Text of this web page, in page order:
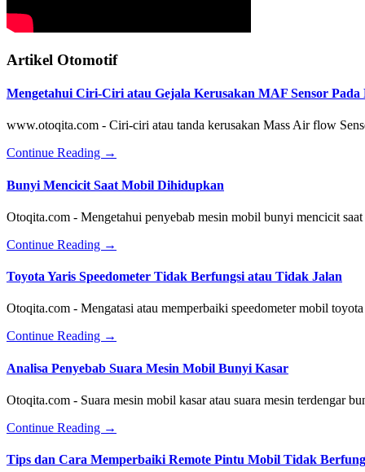
Artikel Otomotif
Mengetahui Ciri-Ciri atau Gejala Kerusakan MAF Sensor Pada
www.otoqita.com - Ciri-ciri atau tanda kerusakan Mass Air flow
Continue Reading about
Ciri-
Ciri
atau
Gejala
MAF
Sensor
Pada
X-
→
Bunyi Mencicit Saat Mobil Dihidupkan
Otoqita.com - Mengetahui penyebab mesin mobil bunyi mencicit
Continue Reading about
Mencicit
Mobil
Dihidupkan
→
Toyota Yaris Speedometer Tidak Berfungsi atau Tidak Jalan
Otoqita.com - Mengatasi atau memperbaiki speedometer mobil
Continue Reading about
Yaris
Speedometer
Berfungsi
Tidak
→
Analisa Penyebab Suara Mesin Mobil Bunyi Kasar
Otoqita.com - Suara mesin mobil kasar atau suara mesin terdengar
Continue Reading about
Penyebab
→
Tips dan Cara Memperbaiki Remote Pintu Mobil Tidak